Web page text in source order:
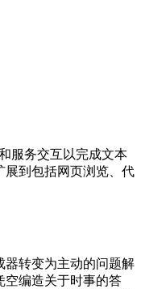
服务交互以完成文本
展到包括网页浏览、代
器转变为主动的问题解
空编造关于时事的答